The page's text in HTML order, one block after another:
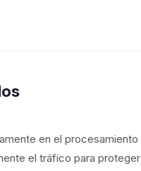
en el procesamiento
el tráfico para proteger